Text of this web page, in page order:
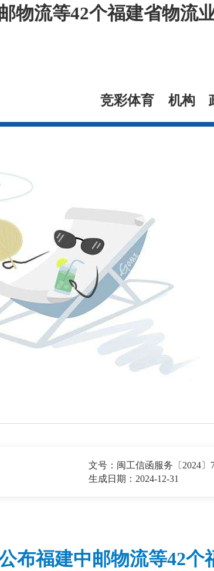
物流等42个福建省物流
竞彩体育 机构
文号：闽工信函服务〔2024〕
生成日期：2024-12-31
布福建中邮物流等42个